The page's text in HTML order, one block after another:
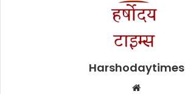
Harshodaytimes
Website